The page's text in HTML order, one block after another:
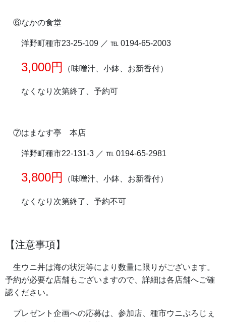
⑥なかの食堂
洋野町種市23-25-109 ／ ℡ 0194-65-2003
3,000円 （味噌汁、小鉢、お新香付）
なくなり次第終了、予約可
⑦はまなす亭 本店
洋野町種市22-131-3 ／ ℡ 0194-65-2981
3,800円 （味噌汁、小鉢、お新香付）
なくなり次第終了、予約不可
【注意事項】
生ウニ丼は海の状況等により数量に限りがございます。
予約が必要な店舗もございますので、詳細は各店舗へご確
認ください。
プレゼント企画への応募は、参加店、種市ウニぷろじぇ